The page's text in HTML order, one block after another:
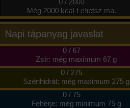
0 / 2000
Még 2000 kcal-t ehetsz ma.
Napi tápanyag javaslat
0/ 67
Zsír: még maximum 67 g
0/ 275
Szénhidrát: még maximum 275 g
0/ 75
Fehérje: még minimum 75 g